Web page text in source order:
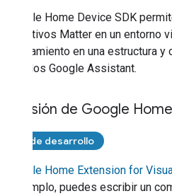
Google Home Device SDK
dispositivos Matter en un entorno
funcionamiento en una estructura
comandos Google Assistant.
Extensión de Google
Fase de desarrollo
Google Home Extension for
Por ejemplo, puedes escribir un